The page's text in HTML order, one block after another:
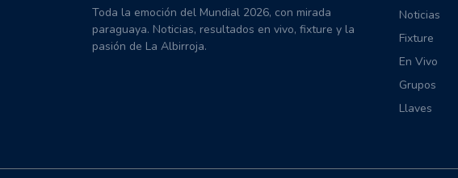
Toda la emoción del Mundial 2026, con mirada
paraguaya. Noticias, resultados en vivo, fixture y la
pasión de La Albirroja.
Noticias
Fixture
En Vivo
Grupos
Llaves